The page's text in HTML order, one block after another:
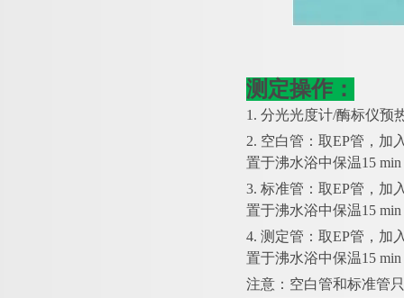
测定操作：
1. 分光光度计/酶标仪预
2. 空白管：取EP管，加
置于沸水浴中保温15
3. 标准管：取EP管，加
置于沸水浴中保温15
4. 测定管：取EP管，加
置于沸水浴中保温15
注意：空白管和标准管